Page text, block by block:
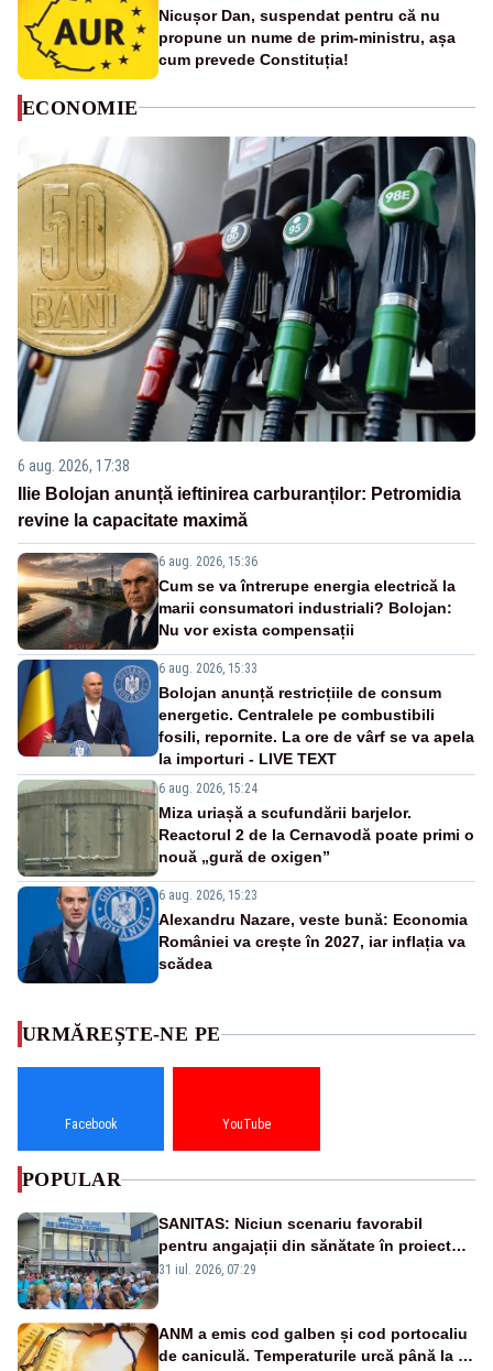
Nicușor Dan, suspendat pentru că nu
propune un nume de prim-ministru, așa
cum prevede Constituția!
ECONOMIE
6 aug. 2026, 17:38
Ilie Bolojan anunță ieftinirea carburanților: Petromidia
revine la capacitate maximă
6 aug. 2026, 15:36
Cum se va întrerupe energia electrică la
marii consumatori industriali? Bolojan:
Nu vor exista compensații
6 aug. 2026, 15:33
Bolojan anunță restricțiile de consum
energetic. Centralele pe combustibili
fosili, repornite. La ore de vârf se va apela
la importuri - LIVE TEXT
6 aug. 2026, 15:24
Miza uriașă a scufundării barjelor.
Reactorul 2 de la Cernavodă poate primi o
nouă „gură de oxigen”
6 aug. 2026, 15:23
Alexandru Nazare, veste bună: Economia
României va crește în 2027, iar inflația va
scădea
URMĂREȘTE-NE PE
Facebook YouTube
POPULAR
SANITAS: Niciun scenariu favorabil
pentru angajații din sănătate în proiectul
Legii salarizării
31 iul. 2026, 07:29
ANM a emis cod galben și cod portocaliu
de caniculă. Temperaturile urcă până la 38